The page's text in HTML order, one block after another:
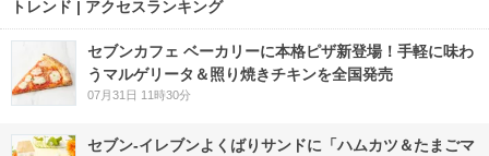
トレンド | アクセスランキング
セブンカフェ ベーカリーに本格ピザ新登場！手軽に味わ
うマルゲリータ＆照り焼きチキンを全国発売
07月31日 11時30分
セブン‐イレブンよくばりサンドに「ハムカツ＆たまごマ